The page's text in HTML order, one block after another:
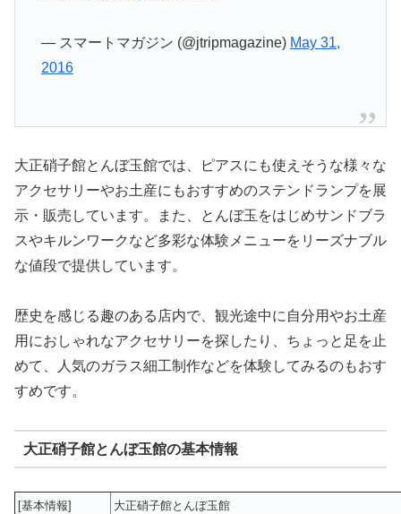
— スマートマガジン (@jtripmagazine) May 31,
2016
大正硝子館とんぼ玉館では、ピアスにも使えそうな様々な
アクセサリーやお土産にもおすすめのステンドランプを展
示・販売しています。また、とんぼ玉をはじめサンドブラ
スやキルンワークなど多彩な体験メニューをリーズナブル
な値段で提供しています。
歴史を感じる趣のある店内で、観光途中に自分用やお土産
用におしゃれなアクセサリーを探したり、ちょっと足を止
めて、人気のガラス細工制作などを体験してみるのもおす
すめです。
大正硝子館とんぼ玉館の基本情報
[基本情報]
大正硝子館とんぼ玉館